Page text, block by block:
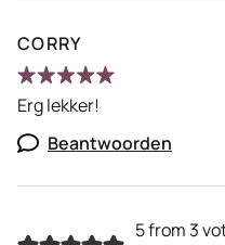
CORRY
Erg lekker!
Beantwoorden
5 from 3